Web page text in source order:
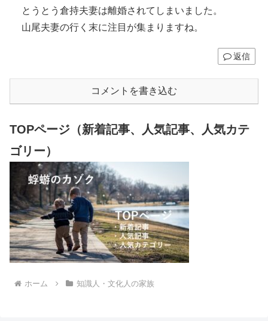
とうとう倉持夫妻は離婚されてしまいました。
山尾夫妻の行く末に注目が集まりますね。
返信
コメントを書き込む
TOPページ（新着記事、人気記事、人気カテ
ゴリー）
ホーム 知識人・文化人の家族